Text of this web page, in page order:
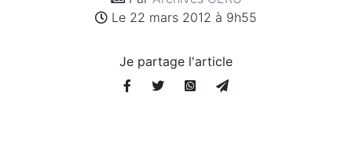
Le 22 mars 2012 à 9h55
Je partage l'article